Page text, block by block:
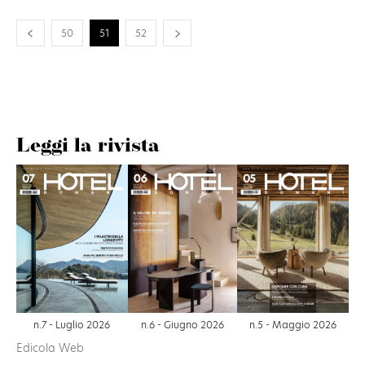
50 51 52
Leggi la rivista
n.7 - Luglio 2026 n.6 - Giugno 2026 n.5 - Maggio 2026
Edicola Web